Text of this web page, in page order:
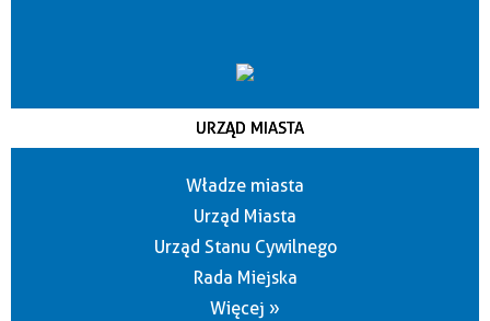
URZĄD MIASTA
Władze miasta
Urząd Miasta
Urząd Stanu Cywilnego
Rada Miejska
Więcej »